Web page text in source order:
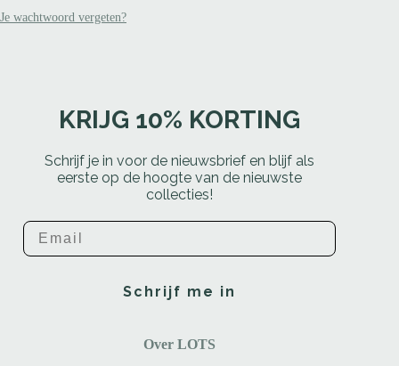
Je wachtwoord vergeten?
KRIJG 10% KORTING
Schrijf je in voor de nieuwsbrief en blijf als
eerste op de hoogte van de nieuwste
collecties!
Email
Schrijf me in
Over LOTS